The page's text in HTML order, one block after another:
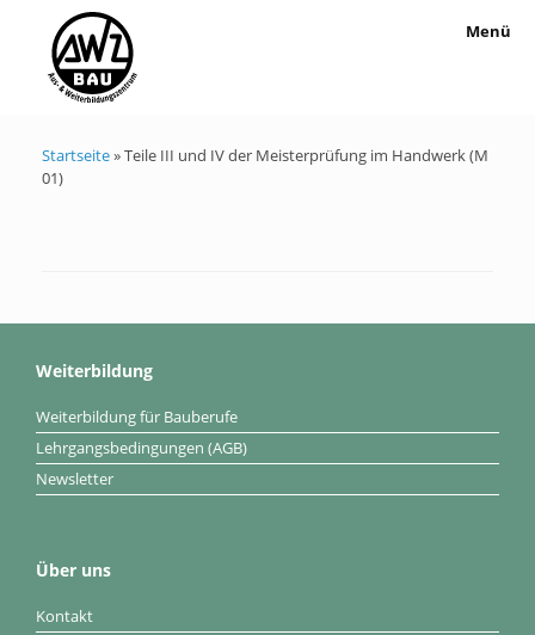
Menü
Startseite»Teile III und IV der Meisterprüfung im Handwerk (M
01)
Weiterbildung
Weiterbildung für Bauberufe
Lehrgangsbedingungen (AGB)
Newsletter
Über uns
Kontakt